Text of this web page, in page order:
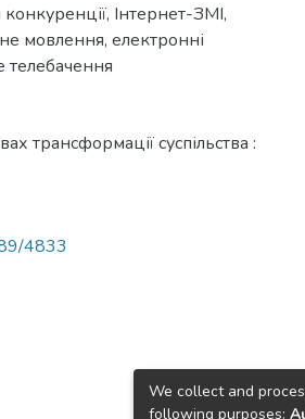
, Інтернет-ЗМІ,
мовлення, електронні
телебачення
трансформації суспільства :
4833
We collect and
following purposes: